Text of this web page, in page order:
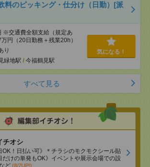
料のピッキング・仕分け（日勤）[派
※交通費全額支給（規定あ
円（20日勤務＋残業20h）
り
緑地駅 / 今福鶴見駅
気になる！
すべて見る
チオシ
OK！日払い可》＊チラシのモクモクシール貼
だけの単発もOK》イベントや展示会場での設
ど (8/7UP!)